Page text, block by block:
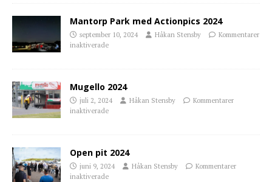
Mantorp Park med Actionpics 2024
september 10, 2024 Håkan Stensby
Kommentarer
inaktiverade
Mugello 2024
juli 2, 2024 Håkan Stensby
Kommentarer
inaktiverade
Open pit 2024
juni 9, 2024 Håkan Stensby
Kommentarer
inaktiverade